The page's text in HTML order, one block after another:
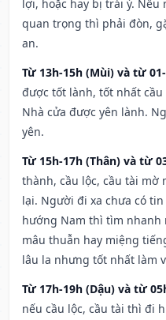
lợi, hoặc hay bị trái ý. Nếu
quan trọng thì phải đòn,
an.
Từ 13h-15h (Mùi) và từ
được tốt lành, tốt nhất
Nhà cửa được yên lành.
yên.
Từ 15h-17h (Thân) và từ
thành, cầu lộc, cầu tài mờ
lại. Người đi xa chưa có
hướng Nam thì tìm nhanh
mâu thuẫn hay miệng
lâu la nhưng tốt nhất làm
Từ 17h-19h (Dậu) và từ
nếu cầu lộc, cầu tài thì đi